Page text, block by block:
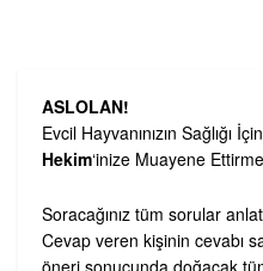
ASLOLAN!
Evcil Hayvanınızın Sağlığı
Hekim‘inize Muayene
Soracağınız tüm sorular
Cevap veren kişinin cevabı